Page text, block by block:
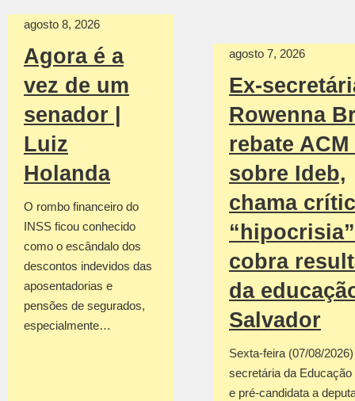
agosto 8, 2026
Agora é a
vez de um
senador |
Luiz
Holanda
O rombo financeiro do
INSS ficou conhecido
como o escândalo dos
descontos indevidos das
aposentadorias e
pensões de segurados,
especialmente…
agosto 7, 2026
Ex-
Rowenna
rebate ACM
sobre Ideb,
chama
cobra
da
Salvador
Sexta-feira (07/08/
secretária da Educação
e pré-candidata a